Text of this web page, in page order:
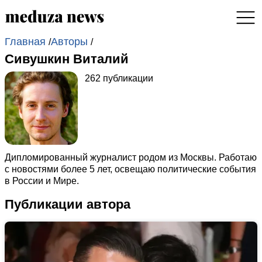
Главная /Авторы /
Сивушкин Виталий
262 публикации
Дипломированный журналист родом из Москвы. Работаю
с новостями более 5 лет, освещаю политические события
в России и Мире.
Публикации автора